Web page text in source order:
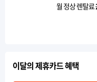
월 정상 렌탈료
이달의 제휴카드 혜택